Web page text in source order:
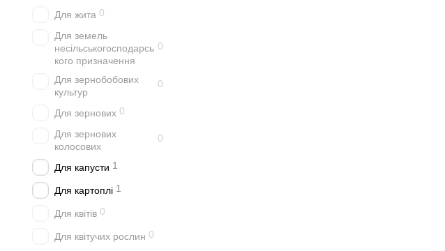
Для жита 0
Для земель
несільськогосподарсь
кого призначення
0
Для зернобобових
культур
0
Для зернових 0
Для зернових
колосових
0
Для капусти 1
Для картоплі 1
Для квітів 0
Для квітучих рослин 0